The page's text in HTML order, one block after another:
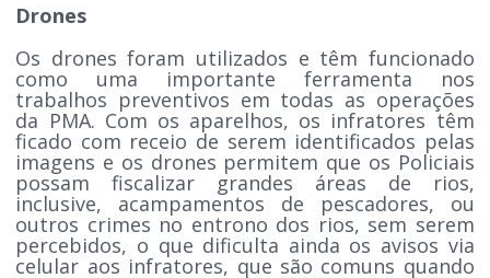
Drones
Os drones foram utilizados e têm funcionado
como uma importante ferramenta nos
trabalhos preventivos em todas as operações
da PMA. Com os aparelhos, os infratores têm
ficado com receio de serem identificados pelas
imagens e os drones permitem que os Policiais
possam fiscalizar grandes áreas de rios,
inclusive, acampamentos de pescadores, ou
outros crimes no entrono dos rios, sem serem
percebidos, o que dificulta ainda os avisos via
celular aos infratores, que são comuns quando